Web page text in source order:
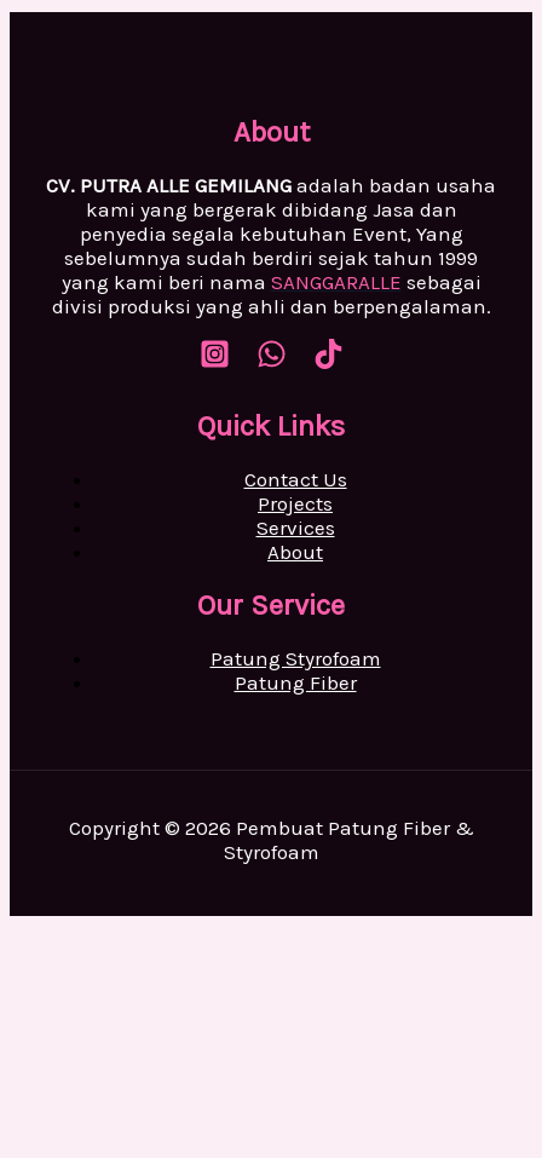
About
CV. PUTRA ALLE GEMILANG adalah badan usaha
kami yang bergerak dibidang Jasa dan
penyedia segala kebutuhan Event, Yang
sebelumnya sudah berdiri sejak tahun 1999
yang kami beri nama SANGGARALLE sebagai
divisi produksi yang ahli dan berpengalaman.
Quick Links
Contact Us
Projects
Services
About
Our Service
Patung Styrofoam
Patung Fiber
Copyright © 2026 Pembuat Patung Fiber &
Styrofoam